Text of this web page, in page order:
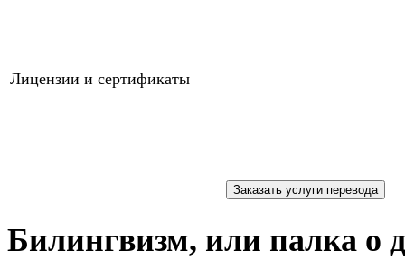
Лицензии и сертификаты
Билингвизм, или палка о